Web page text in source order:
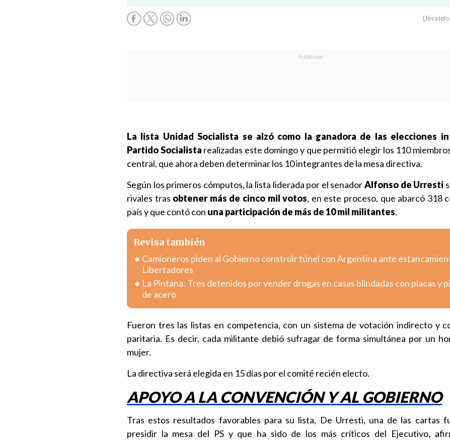
La lista Unidad Socialista se alzó como la ganadora de las elecciones
Partido Socialista realizadas este domingo y que permitió elegir los 110
central, que ahora deben determinar los 10 integrantes de la mesa directiva.
Según los primeros cómputos, la lista liderada por el senadorAlfonso de Urresti
rivales tras obtener más de cinco mil votos, en este proceso, que abarcó 318
país y que contó con una participación de más de 10 mil militantes.
Revisa también
Camioneros piden al Gobierno construir túnel con Argentina ante
Libertadores
La Pintana: Tres detenidos por vender drogas en casas blindadas con placas y
de acero
Fueron tres las listas en competencia, con un sistema de votación indirecto y
paritaria. Es decir, cada militante debió sufragar de forma simultánea por un
mujer.
La directiva será elegida en 15 días por el comité recién electo.
APOYO A LA CONVENCIÓN Y AL GOBIERNO
Tras estos resultados favorables para su lista, De Urresti, una de las cartas
presidir la mesa del PS y que ha sido de los más críticos del Ejecutivo,